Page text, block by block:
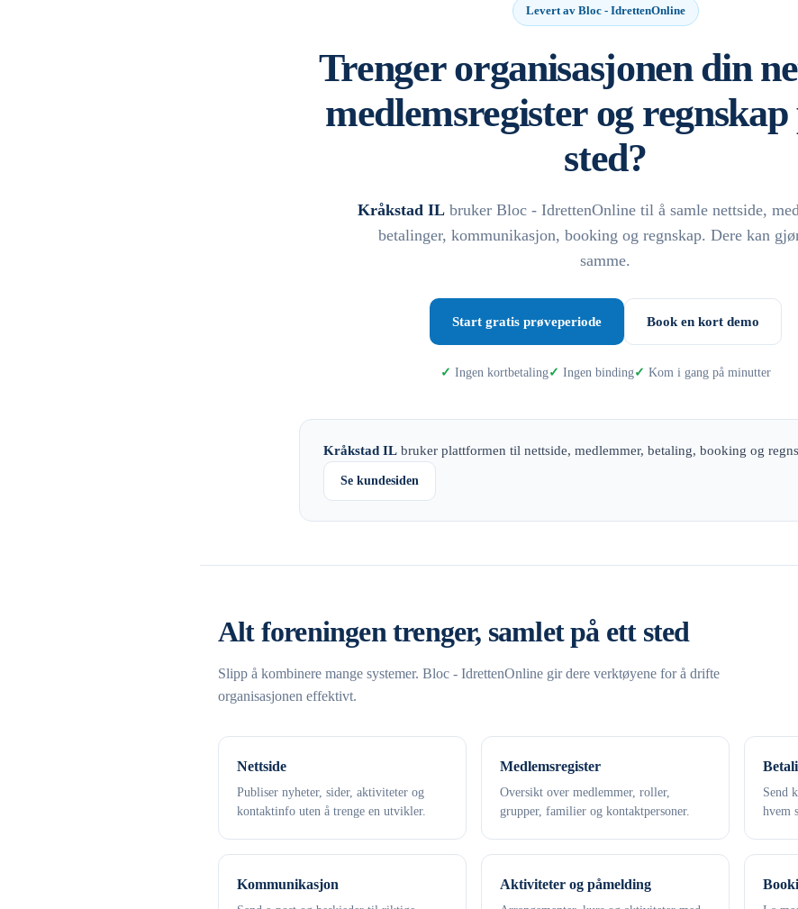
Levert av Bloc - IdrettenOnline
Trenger organisasjonen din
medlemsregister og
sted?
Kråkstad IL bruker Bloc - IdrettenOnline til å samle nettside,
betalinger, kommunikasjon, booking og regnskap. Dere kan
samme.
Start gratis prøveperiode Book en kort demo
Ingen kortbetaling Ingen binding Kom i gang på minutter
Kråkstad IL bruker plattformen til nettside, medlemmer, betaling, booking og
Se kundesiden
Alt foreningen trenger, samlet på ett sted
Slipp å kombinere mange systemer. Bloc - IdrettenOnline gir dere verktøyene for å drifte
organisasjonen effektivt.
Nettside
Publiser nyheter, sider, aktiviteter og
kontaktinfo uten å trenge en utvikler.
Medlemsregister
Oversikt over medlemmer, roller,
grupper, familier og kontaktpersoner.
Send
hvem
Kommunikasjon Aktiviteter og påmelding